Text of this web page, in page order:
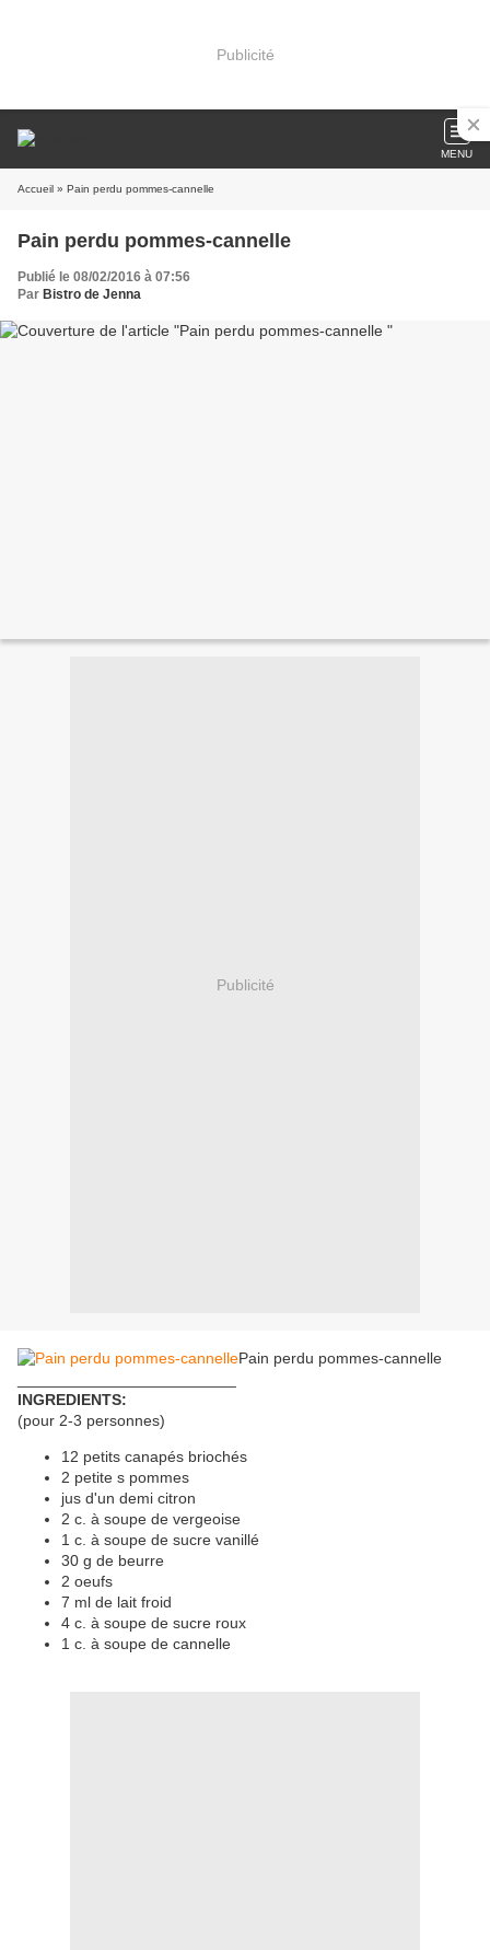
Publicité
MENU
Accueil » Pain perdu pommes-cannelle
Pain perdu pommes-cannelle
Publié le 08/02/2016 à 07:56
Par Bistro de Jenna
Publicité
Pain perdu pommes-cannelle
INGREDIENTS:
(pour 2-3 personnes)
12 petits canapés briochés
2 petite s pommes
jus d'un demi citron
2 c. à soupe de vergeoise
1 c. à soupe de sucre vanillé
30 g de beurre
2 oeufs
7 ml de lait froid
4 c. à soupe de sucre roux
1 c. à soupe de cannelle